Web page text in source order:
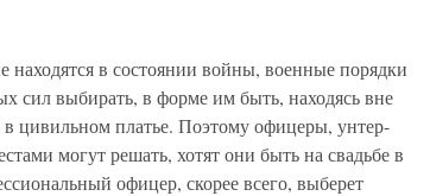
в состоянии войны, военные порядки
выбирать, в форме им быть, находясь вне
цивильном платье. Поэтому офицеры, унтер-
могут решать, хотят они быть на свадьбе в
офицер, скорее всего, выберет